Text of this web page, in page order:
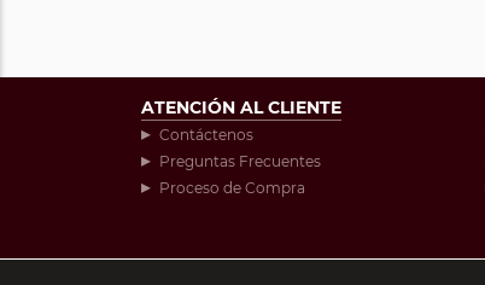
ATENCIÓN AL CLIENTE
Contáctenos
Preguntas Frecuentes
Proceso de Compra